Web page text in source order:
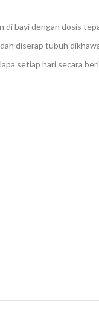
di bayi dengan dosis
diserap tubuh
setiap hari secara